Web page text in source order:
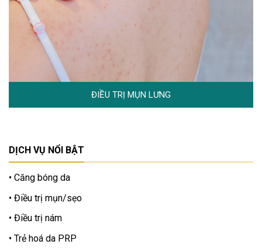
ĐIỀU TRỊ MỤN LƯNG
DỊCH VỤ NỔI BẬT
Căng bóng da
Điều trị mụn/sẹo
Điều trị nám
Trẻ hoá da PRP